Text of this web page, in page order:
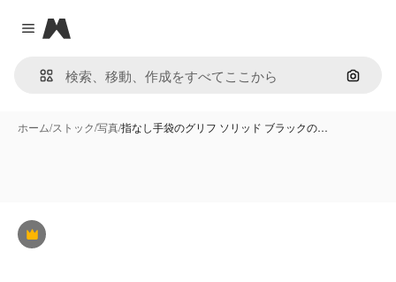
Close menu
Magnific
画像で
ホーム/ストック/写真/指なし手袋のグリフ ソリッド ブラックの…
Premium